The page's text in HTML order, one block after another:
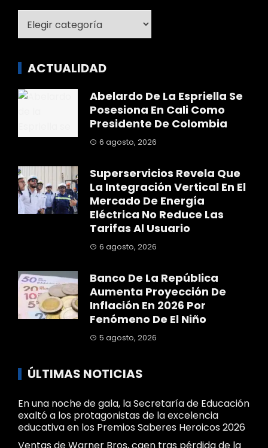
ACTUALIDAD
Abelardo De La Espriella Se
Posesiona En Cali Como
Presidente De Colombia
6 agosto, 2026
Superservicios Revela Que
La Integración Vertical En El
Mercado De Energía
Eléctrica No Reduce Las
Tarifas Al Usuario
6 agosto, 2026
Banco De La República
Aumenta Proyección De
Inflación En 2026 Por
Fenómeno De El Niño
5 agosto, 2026
ÚLTIMAS NOTICIAS
En una noche de gala, la Secretaría de Educación
exaltó a los protagonistas de la excelencia
educativa en los Premios Saberes Heroicos 2026
Ventas de Warner Bros, caen tras pérdida de la